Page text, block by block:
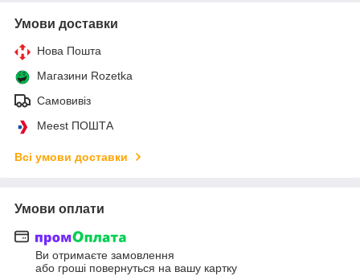
Умови доставки
Нова Пошта
Магазини Rozetka
Самовивіз
Meest ПОШТА
Всі умови доставки
Умови оплати
Ви отримаєте замовлення
або гроші повернуться на вашу картку